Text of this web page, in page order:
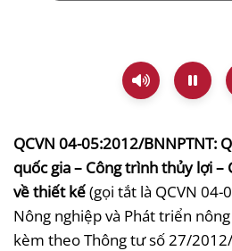
QCVN 04-05:2012/BNNPTNT:
quốc gia – Công trình thủy lợi –
về thiết kế(gọi tắt là QCVN
Nông nghiệp và Phát triển
kèm theo Thông tư số 27/